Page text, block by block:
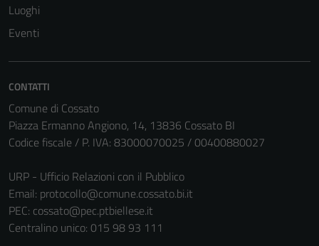
Luoghi
Eventi
CONTATTI
Comune di Cossato
Piazza Ermanno Angiono, 14, 13836 Cossato BI
Codice fiscale / P. IVA: 83000070025 / 00400880027
URP - Ufficio Relazioni con il Pubblico
Email: protocollo@comune.cossato.bi.it
PEC: cossato@pec.ptbiellese.it
Centralino unico: 015 98 93 111
per il
funzionamento
possono
essere